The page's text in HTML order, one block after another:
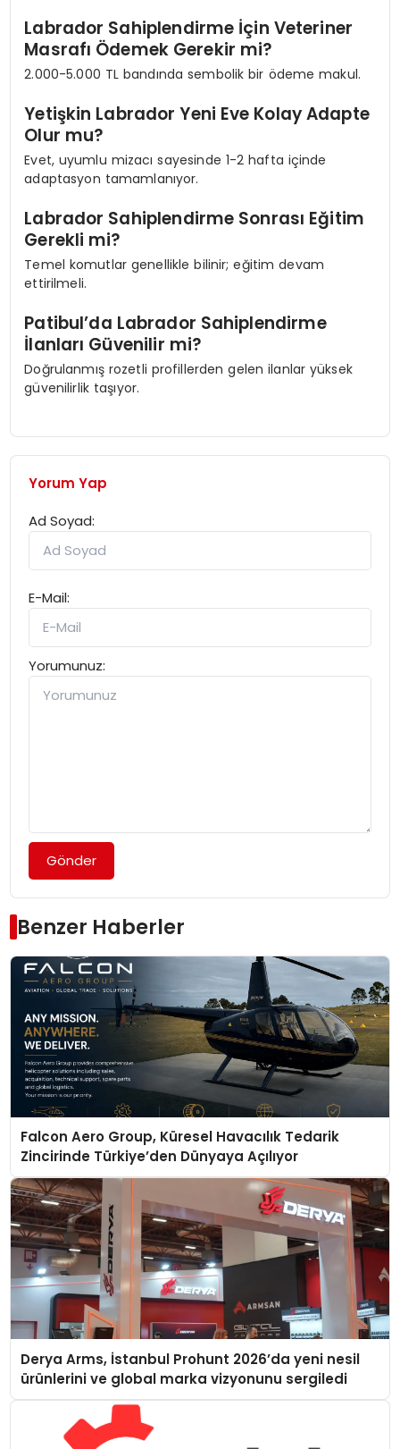
Labrador Sahiplendirme İçin Veteriner
Masrafı Ödemek Gerekir mi?
2.000-5.000 TL bandında sembolik bir ödeme makul.
Yetişkin Labrador Yeni Eve Kolay Adapte
Olur mu?
Evet, uyumlu mizacı sayesinde 1-2 hafta içinde
adaptasyon tamamlanıyor.
Labrador Sahiplendirme Sonrası Eğitim
Gerekli mi?
Temel komutlar genellikle bilinir; eğitim devam
ettirilmeli.
Patibul’da Labrador Sahiplendirme
İlanları Güvenilir mi?
Doğrulanmış rozetli profillerden gelen ilanlar yüksek
güvenilirlik taşıyor.
Yorum Yap
Ad Soyad:
E-Mail:
Yorumunuz:
Gönder
Benzer Haberler
Falcon Aero Group, Küresel Havacılık Tedarik
Zincirinde Türkiye’den Dünyaya Açılıyor
Derya Arms, İstanbul Prohunt 2026’da yeni nesil
ürünlerini ve global marka vizyonunu sergiledi